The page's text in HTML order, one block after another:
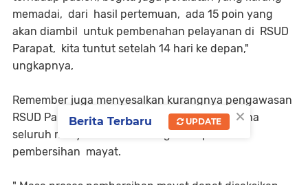
memadai, dari hasil pertemuan, ada 15 poin yang
akan diambil untuk pembenahan pelayanan di RSUD
Parapat, kita tuntut setelah 14 hari ke depan,"
ungkapnya,
Remember juga menyesalkan kurangnya pengawasan
RSUD Parapat di ruangan Kamar mayat. Dimana
seluruh masyarakat bisa mengakses proses
pembersihan mayat.
×
Berita Terbaru UPDATE